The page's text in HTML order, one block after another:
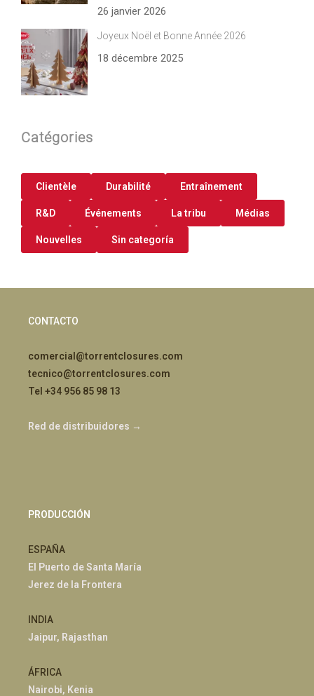
26 janvier 2026
Joyeux Noël et Bonne Année 2026
18 décembre 2025
Catégories
Clientèle Durabilité Entraînement
R&D Événements La tribu Médias
Nouvelles Sin categoría
CONTACTO
comercial@torrentclosures.com
tecnico@torrentclosures.com
Tel +34 956 85 98 13
Red de distribuidores →
PRODUCCIÓN
ESPAÑA
El Puerto de Santa María
Jerez de la Frontera
INDIA
Jaipur, Rajasthan
ÁFRICA
Nairobi, Kenia